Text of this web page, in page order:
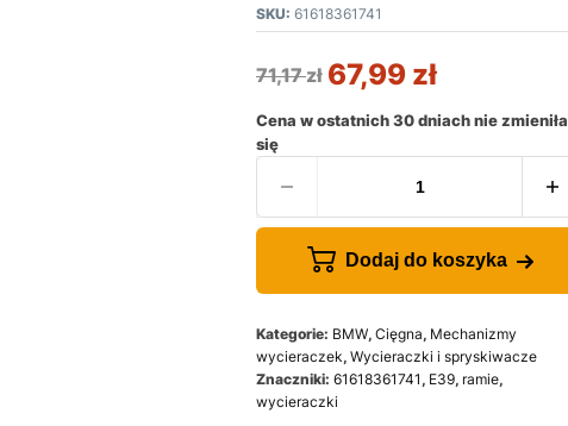
SKU: 61618361741
71,17zł 67,99 zł
Cena w ostatnich 30 dniach nie zmieniła
się
Dodaj do koszyka
Kategorie: BMW, Cięgna, Mechanizmy
wycieraczek, Wycieraczki i spryskiwacze
Znaczniki: 61618361741 , E39, ramie,
wycieraczki